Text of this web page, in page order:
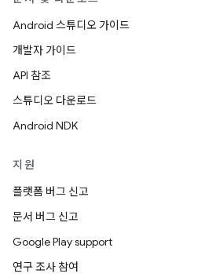
Android 스튜디오 가이드
개발자 가이드
API 참조
스튜디오 다운로드
Android NDK
지원
플랫폼 버그 신고
문서 버그 신고
Google Play support
연구 조사 참여